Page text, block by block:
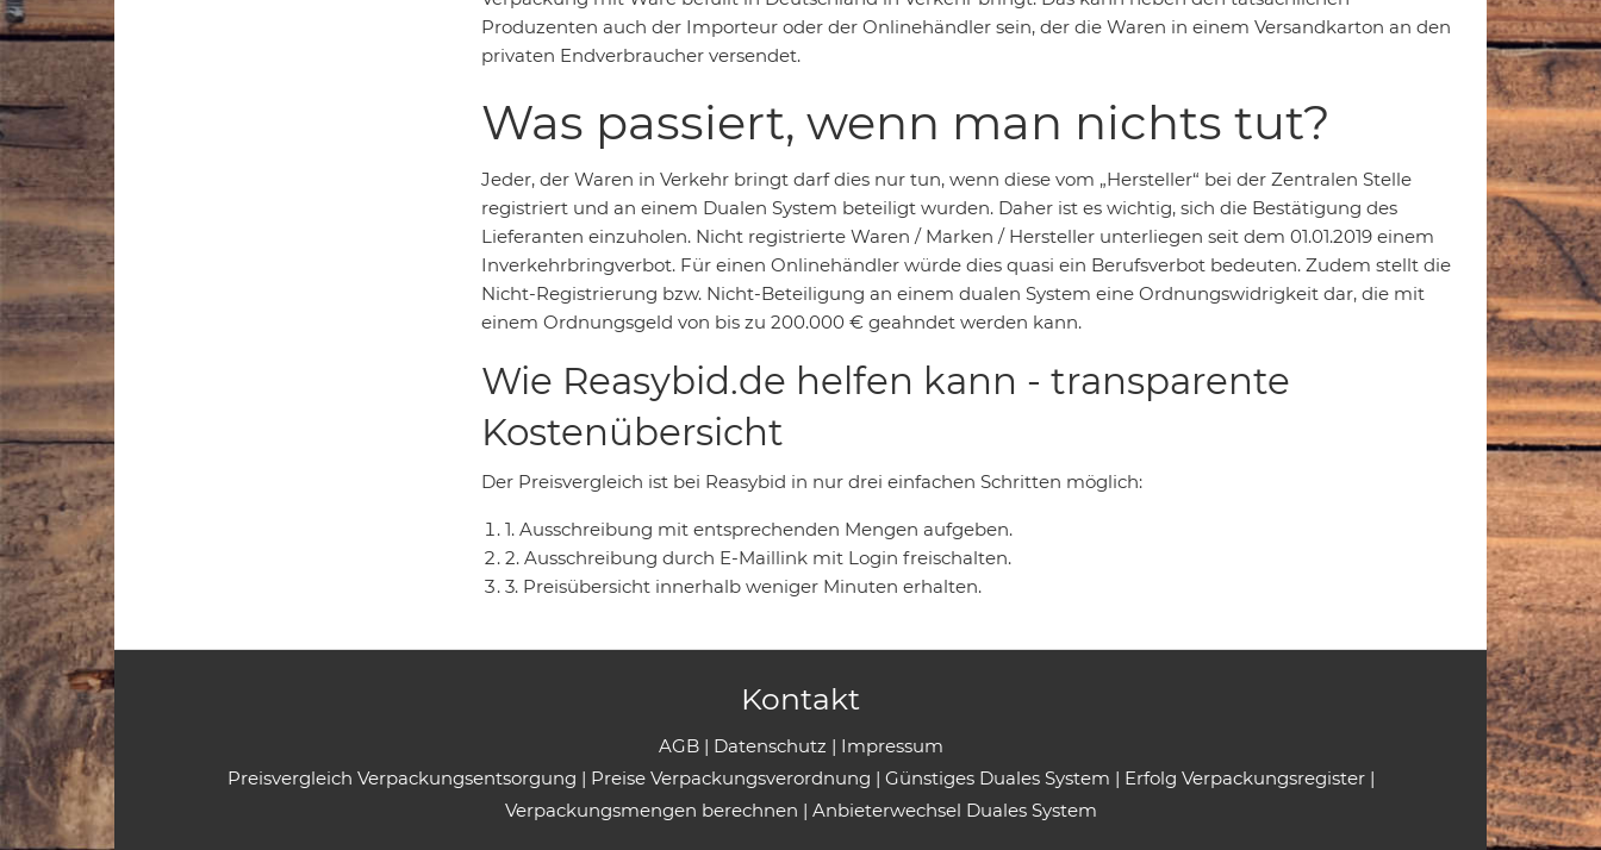
Produzenten auch der Importeur oder der Onlinehändler sein, der die Waren in einem Versandkarton an den
privaten Endverbraucher versendet.
Was passiert, wenn man nichts tut?
Jeder, der Waren in Verkehr bringt darf dies nur tun, wenn diese vom „Hersteller“ bei der Zentralen Stelle
registriert und an einem Dualen System beteiligt wurden. Daher ist es wichtig, sich die Bestätigung des
Lieferanten einzuholen. Nicht registrierte Waren / Marken / Hersteller unterliegen seit dem 01.01.2019 einem
Inverkehrbringverbot. Für einen Onlinehändler würde dies quasi ein Berufsverbot bedeuten. Zudem stellt die
Nicht-Registrierung bzw. Nicht-Beteiligung an einem dualen System eine Ordnungswidrigkeit dar, die mit
einem Ordnungsgeld von bis zu 200.000 € geahndet werden kann.
Wie Reasybid.de helfen kann - transparente
Kostenübersicht
Der Preisvergleich ist bei Reasybid in nur drei einfachen Schritten möglich:
1. Ausschreibung mit entsprechenden Mengen aufgeben.
2. Ausschreibung durch E-Maillink mit Login freischalten.
3. Preisübersicht innerhalb weniger Minuten erhalten.
Kontakt
AGB | Datenschutz | Impressum
Preisvergleich Verpackungsentsorgung | Preise Verpackungsverordnung | Günstiges Duales System | Erfolg Verpackungsregister |
Verpackungsmengen berechnen | Anbieterwechsel Duales System